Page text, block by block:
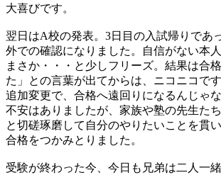
大喜びです。
翌日はA校の発表。3日目の入試帰りであ
外での確認になりました。自信がない本
まさか・・・と少しフリーズ。結果は合
た」との言葉が出てからは、ニコニコで
追加変更で、合格へ遠回りになるんじゃ
不安はありましたが、家族や塾の先生た
と切磋琢磨して自分のやりたいことを貫
合格をつかみとりました。
受験が終わった今、今日も兄弟は二人一